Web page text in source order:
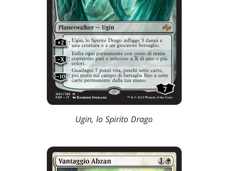
Ugin, lo Spirito Drago